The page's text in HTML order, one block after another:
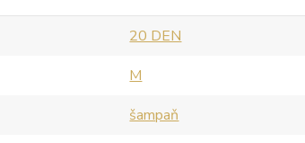
20 DEN
M
šampaň